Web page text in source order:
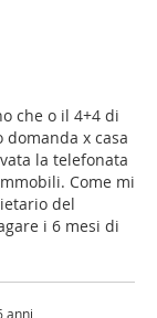
che o il 4+4 di
x casa
la telefonata
Come mi
del
i 6 mesi di
anni